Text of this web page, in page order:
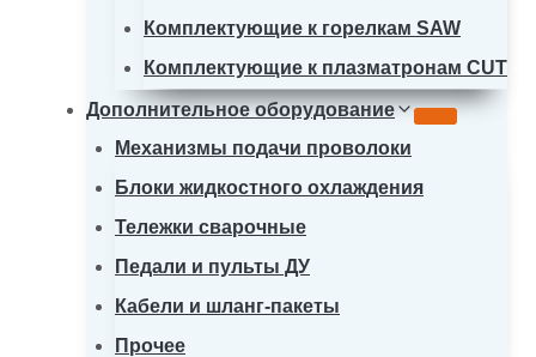
Комплектующие к горелкам SAW
Комплектующие к плазматронам CUT
Дополнительное оборудование
Механизмы подачи проволоки
Блоки жидкостного охлаждения
Тележки сварочные
Педали и пульты ДУ
Кабели и шланг-пакеты
Прочее